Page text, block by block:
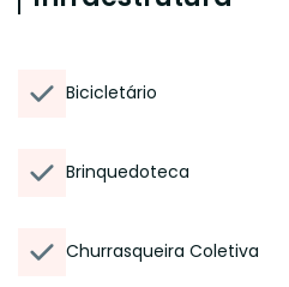
Bicicletário
Brinquedoteca
Churrasqueira Coletiva